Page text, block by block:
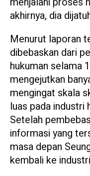
akhirnya, dia
Menurut laporan
dibebaskan dari
hukuman selama
mengejutkan
mengingat skala
luas pada industri
Setelah
informasi yang
masa depan
kembali ke